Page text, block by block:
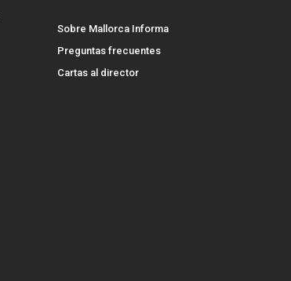
Sobre Mallorca Informa
Preguntas frecuentes
Cartas al director